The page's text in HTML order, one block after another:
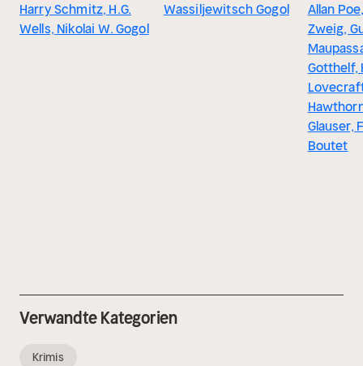
Harry Schmitz, H.G.
Wells, Nikolai W. Gogol
Wassiljewitsch Gogol
Allan
Zweig,
Gotthelf,
Glauser,
Boutet
Verwandte Kategorien
Krimis